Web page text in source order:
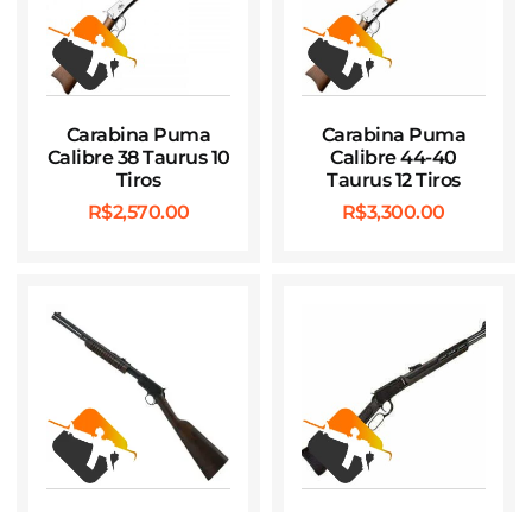
Carabina Puma
Calibre 38 Taurus 10
Tiros
R$2,570.00
Carabina Puma
Calibre 44-40
Taurus 12 Tiros
R$3,300.00